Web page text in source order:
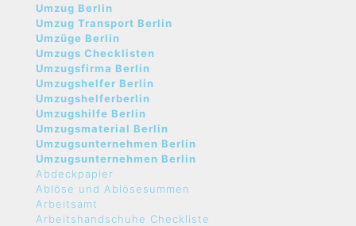
Umzug Berlin
Umzug Transport Berlin
Umzüge Berlin
Umzugs Checklisten
Umzugsfirma Berlin
Umzugshelfer Berlin
Umzugshelferberlin
Umzugshilfe Berlin
Umzugsmaterial Berlin
Umzugsunternehmen Berlin
Umzugsunternehmen Berlin
Abdeckpapier
Ablöse und Ablösesummen
Arbeitsamt
Arbeitshandschuhe Checkliste